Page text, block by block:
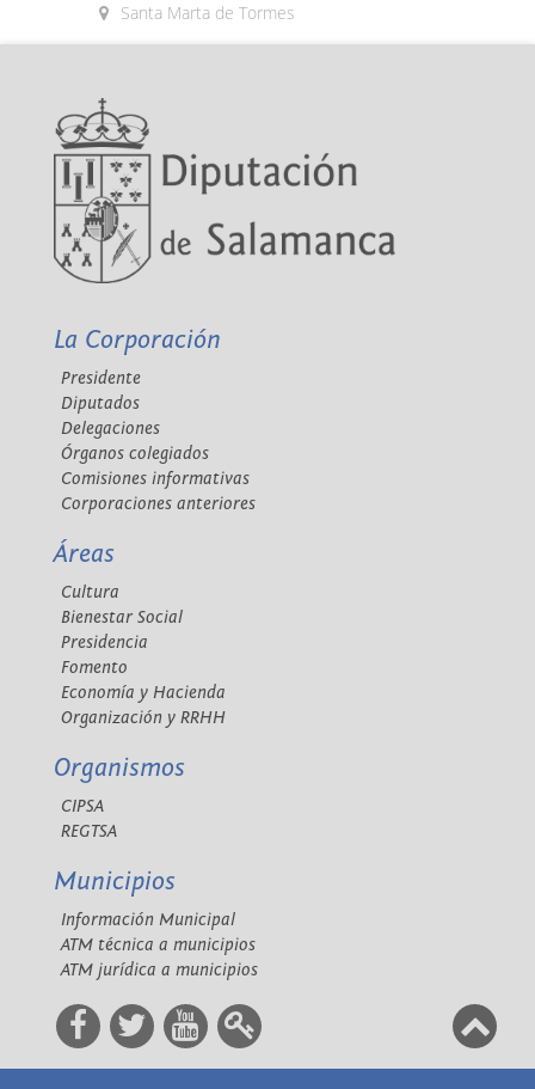
Santa Marta de Tormes
La Corporación
Presidente
Diputados
Delegaciones
Órganos colegiados
Comisiones informativas
Corporaciones anteriores
Áreas
Cultura
Bienestar Social
Presidencia
Fomento
Economía y Hacienda
Organización y RRHH
Organismos
CIPSA
REGTSA
Municipios
Información Municipal
ATM técnica a municipios
ATM jurídica a municipios